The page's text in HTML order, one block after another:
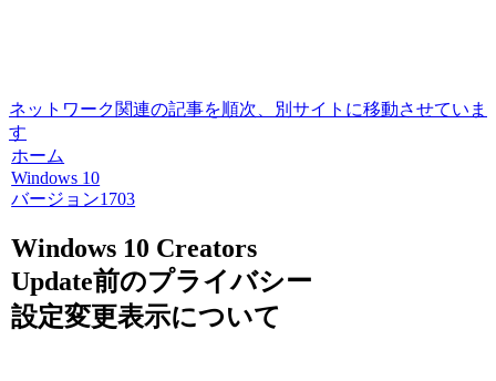
ネットワーク関連の記事を順次、別サイトに移動させていま
す
ホーム
Windows 10
バージョン1703
Windows 10 Creators
Update前のプライバシー
設定変更表示について